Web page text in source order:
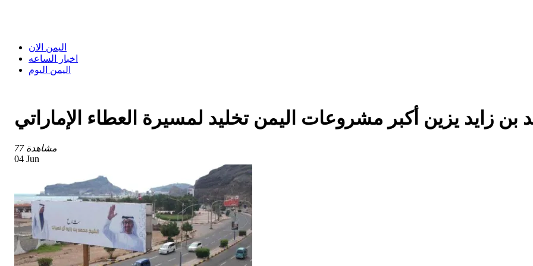
اليمن الان
اخبار الساعه
اليمن اليوم
بن زايد يزين أكبر مشروعات اليمن تخليد لمسيرة العطاء الإماراتي
77 مشاهدة
04 Jun